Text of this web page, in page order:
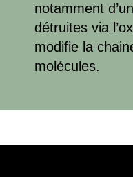
notamment
détruites via
modifie la
molécules.